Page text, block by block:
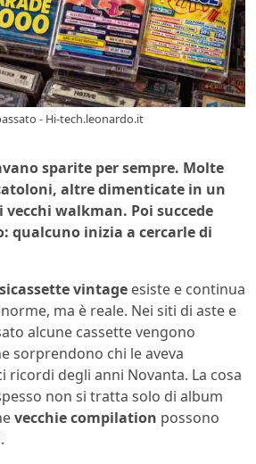
- Hi-tech.leonardo.it
sparite per sempre. Molte
altre dimenticate in un
walkman. Poi succede
qualcuno inizia a cercarle di
vintage esiste e continua
ma è reale. Nei siti di aste e
alcune cassette vengono
sorprendono chi le aveva
ricordi degli anni Novanta. La cosa
non si tratta solo di album
vecchie compilation possono